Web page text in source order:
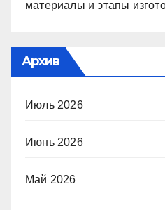
материалы и этапы
Архив
Июль 2026
Июнь 2026
Май 2026